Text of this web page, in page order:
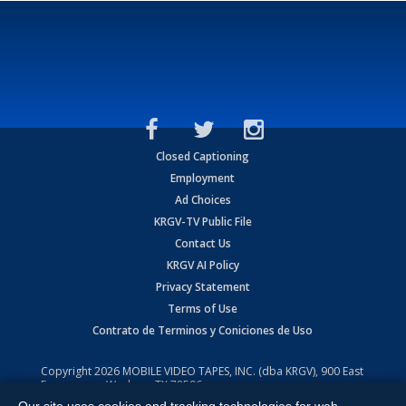
Closed Captioning
Employment
Ad Choices
KRGV-TV Public File
Contact Us
KRGV AI Policy
Privacy Statement
Terms of Use
Contrato de Terminos y Coniciones de Uso
Copyright2026 MOBILE VIDEO TAPES, INC. (dba KRGV), 900 East
Expressway, Weslaco, TX 78596.